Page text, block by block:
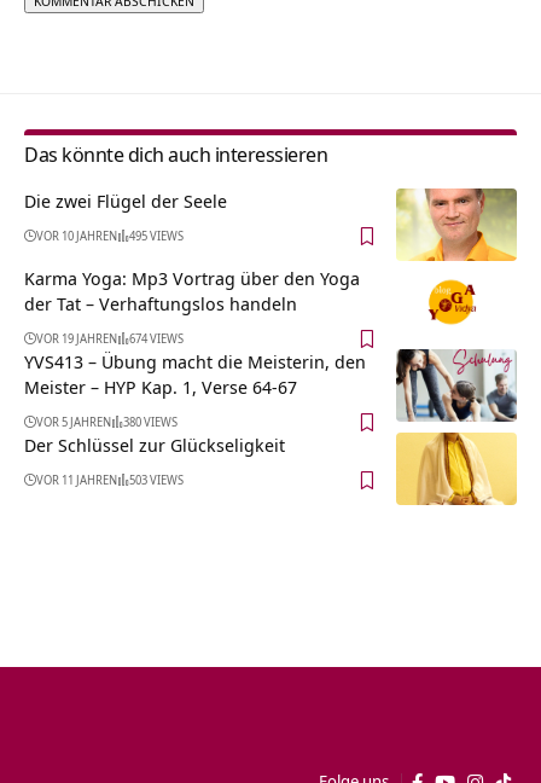
Das könnte dich auch interessieren
Die zwei Flügel der Seele
VOR 10 JAHREN 495 VIEWS
Karma Yoga: Mp3 Vortrag über den Yoga
der Tat – Verhaftungslos handeln
VOR 19 JAHREN 674 VIEWS
YVS413 – Übung macht die Meisterin, den
Meister – HYP Kap. 1, Verse 64-67
VOR 5 JAHREN 380 VIEWS
Der Schlüssel zur Glückseligkeit
VOR 11 JAHREN 503 VIEWS